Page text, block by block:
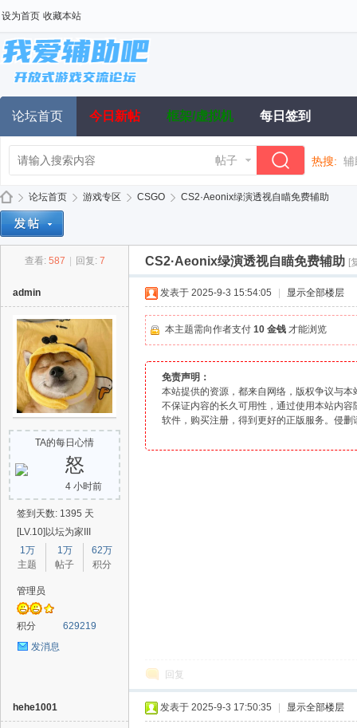
设为首页 收藏本站
论坛首页 今日新帖 框架/虚拟机 每日签到
帖子 热搜: 辅
论坛首页 游戏专区 CSGO
›
CS2·Aeonix绿演透视自瞄免费辅助
查看: 587 回复: 7 CS2·Aeonix绿演透视自瞄免费辅助 [
admin
TA的每日心情
怒
4 小时前
签到天数: 1395 天
[LV.10]以坛为家III
1万
主题
1万
帖子
62万
积分
管理员
积分
629219
发消息
发表于 2025-9-3 15:54:05 显示全部楼层
本主题需向作者支付 10 金钱 才能浏览
免责声明：
本站提供的资源，都来自网络，版权争议与
不保证内容的长久可用性，通过使用本站内
软件，购买注册，得到更好的正版服务。侵删
回复
hehe1001 发表于 2025-9-3 17:50:35 显示全部楼层